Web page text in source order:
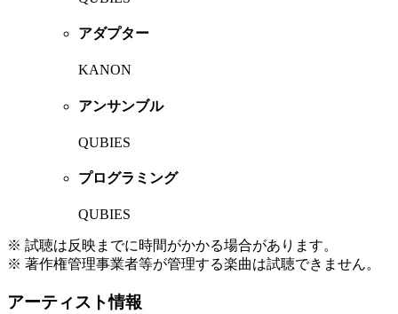
アダプター
KANON
アンサンブル
QUBIES
プログラミング
QUBIES
※ 試聴は反映までに時間がかかる場合があります。
※ 著作権管理事業者等が管理する楽曲は試聴できません。
アーティスト情報